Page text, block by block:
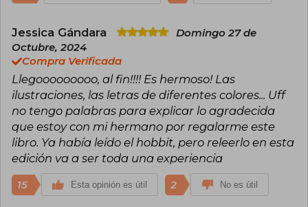
Jessica Gándara
Domingo 27 de
Octubre, 2024
Compra Verificada
Llegooooooooo, al fin!!!! Es hermoso! Las
ilustraciones, las letras de diferentes colores... Uff
no tengo palabras para explicar lo agradecida
que estoy con mi hermano por regalarme este
libro. Ya había leído el hobbit, pero releerlo en esta
edición va a ser toda una experiencia
15 Esta opinión es útil 2 No es útil